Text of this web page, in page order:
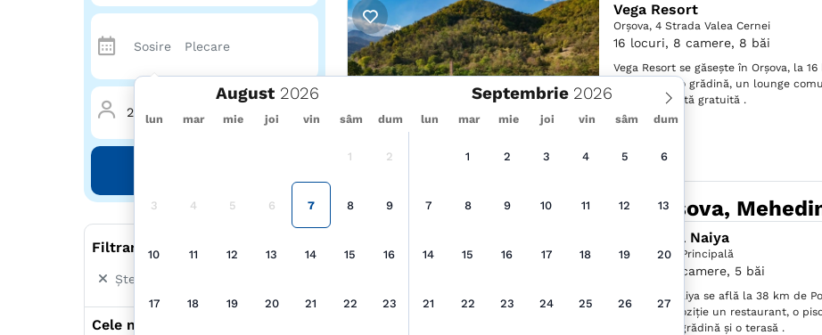
2 Adulți · 1 Cameră
Filtrare după
Șterge toate filtrele
Cele mai populare
Vega Resort
Orşova,4 Strada Valea Cernei
16 locuri, 8 camere, 8 băi
Vega Resort se găsește în Orşova, la
Fier 1, și are o grădină, un lounge
parcare privată gratuită .
Proprietății în apropiere de "Orşova,
Pensiunea Naiya
Dubova,Str. Principală
11 locuri, 5 camere, 5 băi
Pensiunea Naiya se află la 38 km de
pune la dispoziție un restaurant, o
sezonieră, o grădină și o terasă .
August Septembrie
lun mar mie joi vin sâm dum lun mar mie joi vin sâm dum
1 2
3 4 5 6 7 8 9
10 11 12 13 14 15 16
17 18 19 20 21 22 23
1 2 3 4 5 6
7 8 9 10 11 12 13
14 15 16 17 18 19 20
21 22 23 24 25 26 27